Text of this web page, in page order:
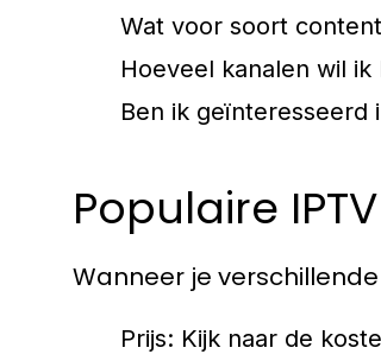
Wat voor soort
Hoeveel kanalen wil ik
Ben ik geïnteresseerd
Populaire
Wanneer je
Prijs: Kijk naar de